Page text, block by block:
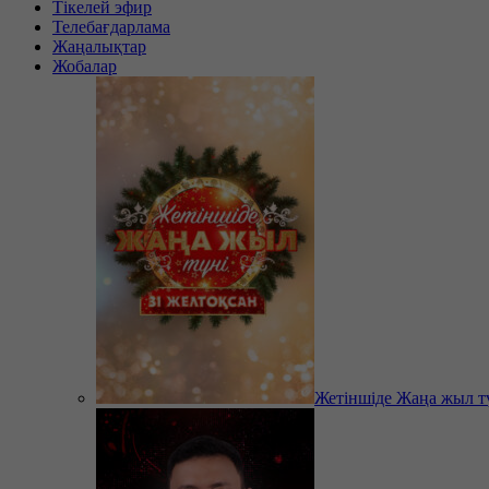
Тікелей эфир
Телебағдарлама
Жаңалықтар
Жобалар
Жетіншіде Жаңа жыл